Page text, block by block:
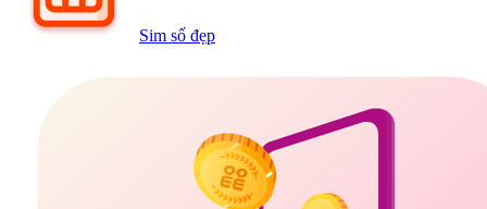
Sim số đẹp